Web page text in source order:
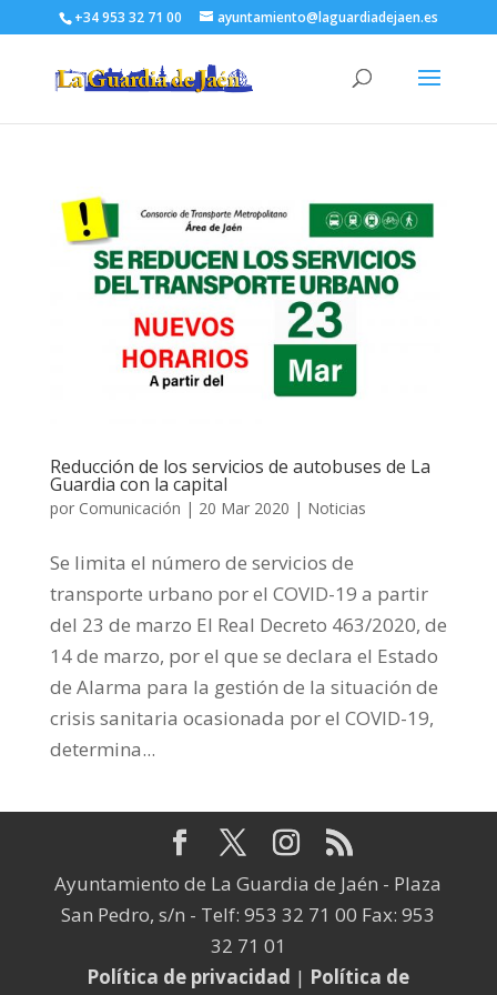
+34 953 32 71 00 ayuntamiento@laguardiadejaen.es
Reducción de los servicios de autobuses de La
Guardia con la capital
por Comunicación | 20 Mar 2020 | Noticias
Se limita el número de servicios de
transporte urbano por el COVID-19 a partir
del 23 de marzo El Real Decreto 463/2020, de
14 de marzo, por el que se declara el Estado
de Alarma para la gestión de la situación de
crisis sanitaria ocasionada por el COVID-19,
determina...
Ayuntamiento de La Guardia de Jaén - Plaza
San Pedro, s/n - Telf: 953 32 71 00 Fax: 953
32 71 01
Política de privacidad | Política de